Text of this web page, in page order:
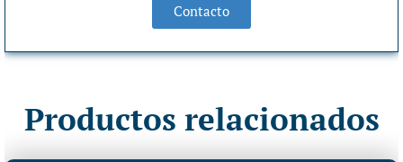
Contacto
Productos relacionados